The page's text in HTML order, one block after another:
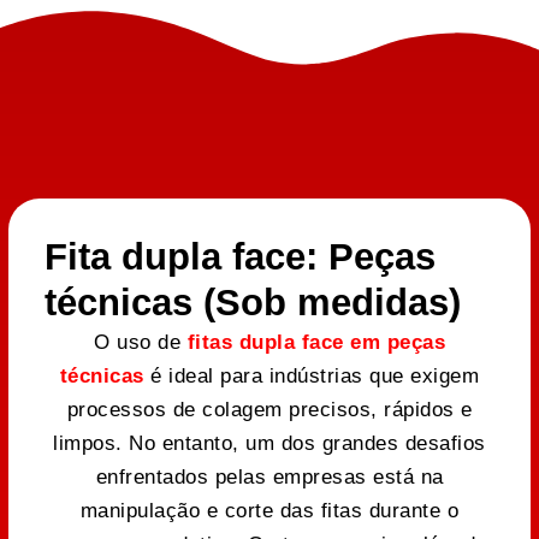
Fita dupla face: Peças
técnicas (Sob medidas)
O uso de fitas dupla face em peças
técnicas é ideal para indústrias que exigem
processos de colagem precisos, rápidos e
limpos. No entanto, um dos grandes desafios
enfrentados pelas empresas está na
manipulação e corte das fitas durante o